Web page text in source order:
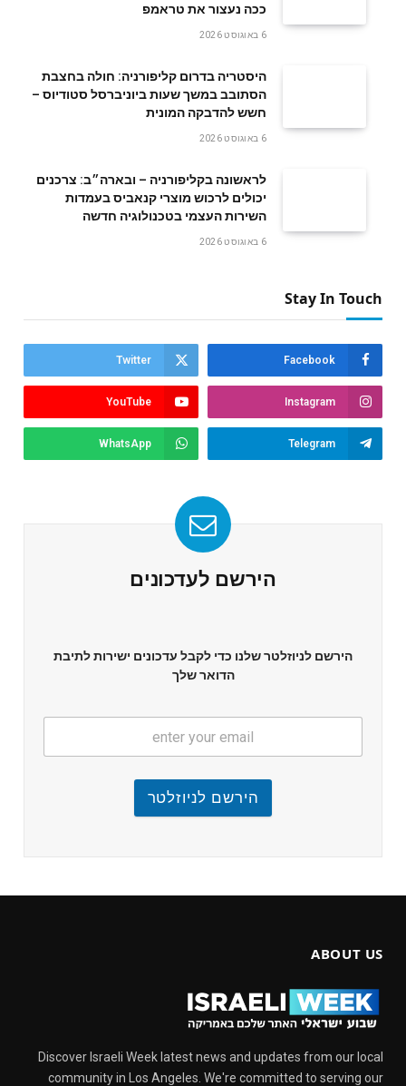
ככה נעצור את טראמפ
6 באוגוסט 2026
היסטריה בדרום קליפורניה: חולה בחצבת
הסתובב במשך שעות ביוניברסל סטודיוס –
חשש להדבקה המונית
6 באוגוסט 2026
לראשונה בקליפורניה – ובארה״ב: צרכנים
יכולים לרכוש מוצרי קנאביס בעמדות
השירות העצמי בטכנולוגיה חדשה
6 באוגוסט 2026
Stay In Touch
Facebook
Twitter
Instagram
YouTube
Telegram
WhatsApp
הירשם לעדכונים
הירשם לניוזלטר שלנו כדי לקבל עדכונים ישירות לתיבת
הדואר שלך
הירשם לניוזלטר
ABOUT US
Discover Israeli Week latest news and updates from our local
community in Los Angeles. We're committed to serving our